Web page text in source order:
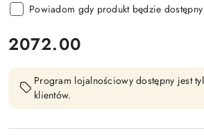
Powiadom gdy produkt będzie dostępny
cena:
2072.00
Program lojalnościowy dostępny jest
klientów.